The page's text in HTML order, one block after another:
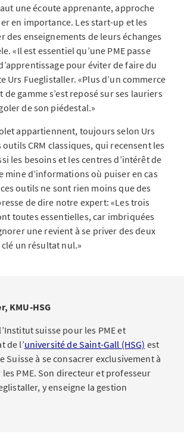
une écoute apprenante, approche
en importance. Les start-up et les
des enseignements de leurs échanges
«Il est essentiel qu’une PME passe
pour éviter de faire du
Urs Fueglistaller. «Plus d’un commerce
gamme s’est reposé sur ses lauriers
de son piédestal.»
appartiennent, toujours selon Urs
CRM classiques, qui recensent les
les besoins et les centres d’intérêt de
mine d’informations où puiser en cas
outils ne sont rien moins que des
de dire notre expert: «Les trois
toutes essentielles, car imbriquées
une revient à se priver des deux
un résultat nul.»
KMU-HSG
suisse pour les PME et
de l’université de Saint-Gall (HSG) est
Suisse à se consacrer exclusivement à
PME. Son directeur et professeur
y enseigne la gestion